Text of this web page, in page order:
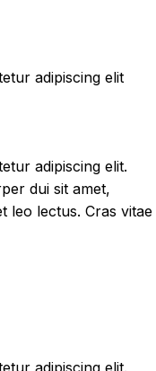
adipiscing elit
adipiscing elit.
dui sit amet,
leo lectus. Cras vitae
adipiscing elit.